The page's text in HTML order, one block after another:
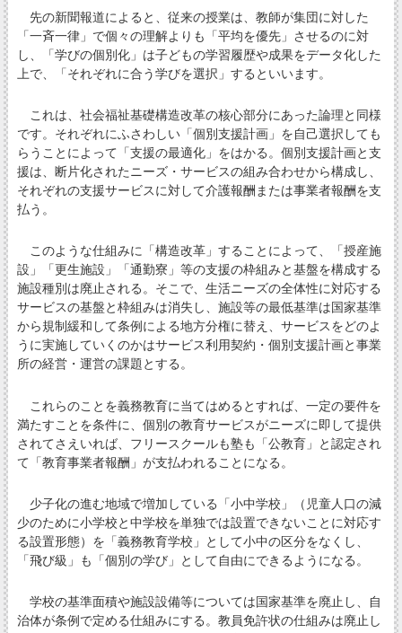
先の新聞報道によると、従来の授業は、教師が集団に対した
「一斉一律」で個々の理解よりも「平均を優先」させるのに対
し、「学びの個別化」は子どもの学習履歴や成果をデータ化した
上で、「それぞれに合う学びを選択」するといいます。
これは、社会福祉基礎構造改革の核心部分にあった論理と同様
です。それぞれにふさわしい「個別支援計画」を自己選択しても
らうことによって「支援の最適化」をはかる。個別支援計画と支
援は、断片化されたニーズ・サービスの組み合わせから構成し、
それぞれの支援サービスに対して介護報酬または事業者報酬を支
払う。
このような仕組みに「構造改革」することによって、「授産施
設」「更生施設」「通勤寮」等の支援の枠組みと基盤を構成する
施設種別は廃止される。そこで、生活ニーズの全体性に対応する
サービスの基盤と枠組みは消失し、施設等の最低基準は国家基準
から規制緩和して条例による地方分権に替え、サービスをどのよ
うに実施していくのかはサービス利用契約・個別支援計画と事業
所の経営・運営の課題とする。
これらのことを義務教育に当てはめるとすれば、一定の要件を
満たすことを条件に、個別の教育サービスがニーズに即して提供
されてさえいれば、フリースクールも塾も「公教育」と認定され
て「教育事業者報酬」が支払われることになる。
少子化の進む地域で増加している「小中学校」（児童人口の減
少のために小学校と中学校を単独では設置できないことに対応す
る設置形態）を「義務教育学校」として小中の区分をなくし、
「飛び級」も「個別の学び」として自由にできるようになる。
学校の基準面積や施設設備等については国家基準を廃止し、自
治体が条例で定める仕組みにする。教員免許状の仕組みは廃止し